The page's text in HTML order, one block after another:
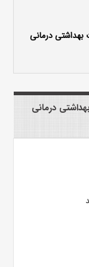
بهداشتی درمانی
درمانی